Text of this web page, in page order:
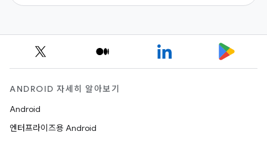
ANDROID 자세히 알아보기
Android
엔터프라이즈용 Android